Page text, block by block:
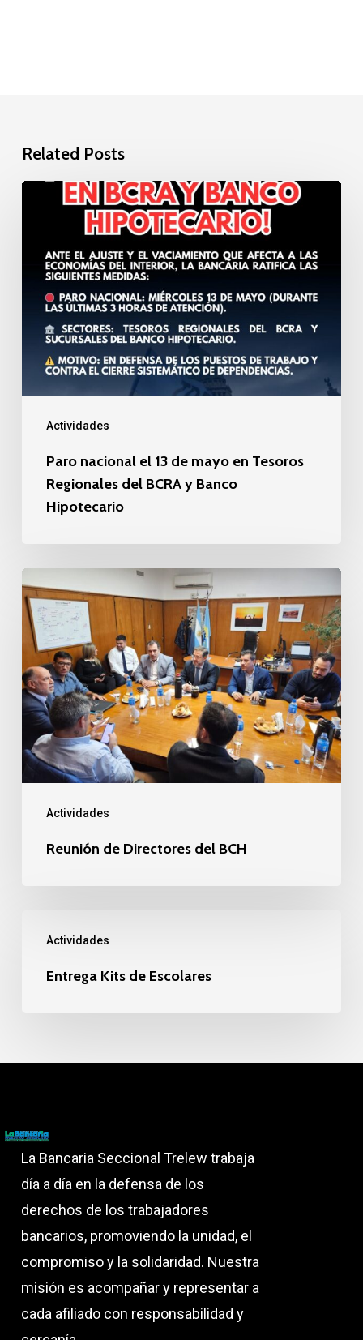
Related Posts
Actividades
mayo
Tesoros
Regionales
Banco
Paro nacional el 13 de mayo en Tesoros
Regionales del BCRA y Banco
Hipotecario
Actividades
de
Directores
del
BCH
Reunión de Directores del BCH
Actividades
Entrega Kits de Escolares
La Bancaria Seccional Trelew trabaja
día a día en la defensa de los
derechos de los trabajadores
bancarios, promoviendo la unidad, el
compromiso y la solidaridad. Nuestra
misión es acompañar y representar a
cada afiliado con responsabilidad y